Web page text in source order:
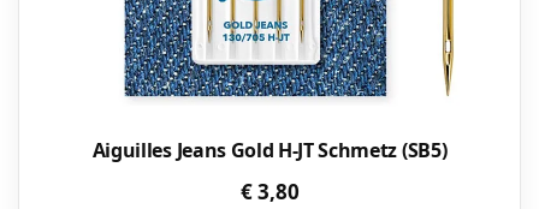
Aiguilles Jeans Gold H-JT Schmetz (SB5)
€3,80